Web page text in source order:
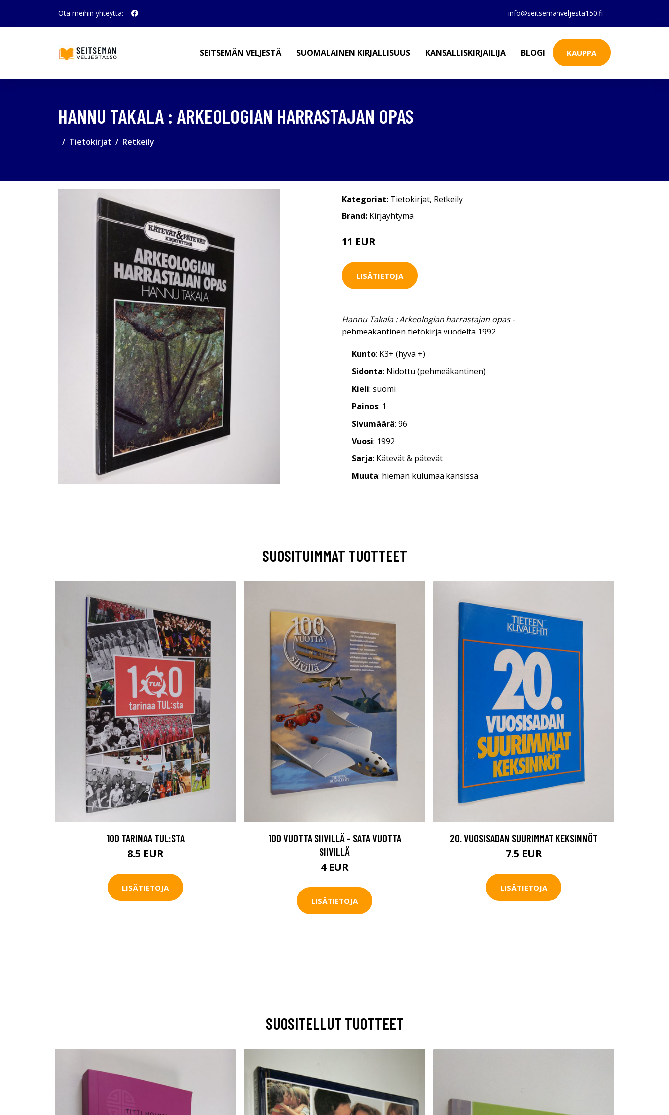
Ota meihin yhteyttä: info@seitsemanveljesta150.fi
SEITSEMÄN VELJESTÄ SUOMALAINEN KIRJALLISUUS KANSALLISKIRJAILIJA BLOGI KAUPPA
HANNU TAKALA : ARKEOLOGIAN HARRASTAJAN OPAS
Tietokirjat Retkeily
Kategoriat: Tietokirjat, Retkeily
Brand: Kirjayhtymä
11 EUR
LISÄTIETOJA
Hannu Takala : Arkeologian harrastajan opas-
pehmeäkantinen tietokirja vuodelta 1992
Kunto: K3+ (hyvä +)
Sidonta: Nidottu (pehmeäkantinen)
Kieli: suomi
Painos: 1
Sivumäärä: 96
Vuosi: 1992
Sarja: Kätevät & pätevät
Muuta: hieman kulumaa kansissa
SUOSITUIMMAT TUOTTEET
100 TARINAA TUL:STA
8.5 EUR
LISÄTIETOJA
100 VUOTTA SIIVILLÄ - SATA VUOTTA
SIIVILLÄ
4 EUR
LISÄTIETOJA
20. VUOSISADAN SUURIMMAT KEKSINNÖT
7.5 EUR
LISÄTIETOJA
SUOSITELLUT TUOTTEET